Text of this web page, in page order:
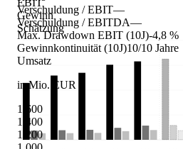
Verschuldung / EBIT—
Verschuldung / EBITDA—
Max. Drawdown EBIT (10J)-4,8 %
Gewinnkontinuität (10J)10/10 Jahre
Umsatz
in Mio. EUR
1.600
1.400
1.200
Gewinn
Schätzung